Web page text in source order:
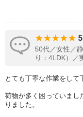
50代／女性／
り：4LDK）／
とても丁寧な作業をして
荷物が多く困っていまし
りました。